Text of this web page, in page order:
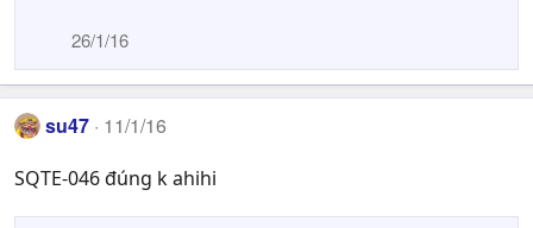
26/1/16
su47 11/1/16
SQTE-046 đúng k ahihi